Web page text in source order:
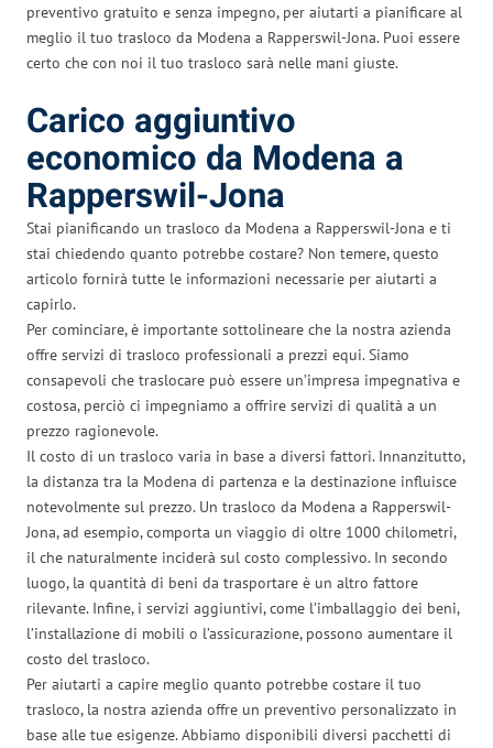
preventivo gratuito e senza impegno, per aiutarti a pianificare al
meglio il tuo trasloco da Modena a Rapperswil-Jona. Puoi essere
certo che con noi il tuo trasloco sarà nelle mani giuste.
Carico aggiuntivo
economico da Modena a
Rapperswil-Jona
Stai pianificando un trasloco da Modena a Rapperswil-Jona e ti
stai chiedendo quanto potrebbe costare? Non temere, questo
articolo fornirà tutte le informazioni necessarie per aiutarti a
capirlo.
Per cominciare, è importante sottolineare che la nostra azienda
offre servizi di trasloco professionali a prezzi equi. Siamo
consapevoli che traslocare può essere un’impresa impegnativa e
costosa, perciò ci impegniamo a offrire servizi di qualità a un
prezzo ragionevole.
Il costo di un trasloco varia in base a diversi fattori. Innanzitutto,
la distanza tra la Modena di partenza e la destinazione influisce
notevolmente sul prezzo. Un trasloco da Modena a Rapperswil-
Jona, ad esempio, comporta un viaggio di oltre 1000 chilometri,
il che naturalmente inciderà sul costo complessivo. In secondo
luogo, la quantità di beni da trasportare è un altro fattore
rilevante. Infine, i servizi aggiuntivi, come l’imballaggio dei beni,
l’installazione di mobili o l’assicurazione, possono aumentare il
costo del trasloco.
Per aiutarti a capire meglio quanto potrebbe costare il tuo
trasloco, la nostra azienda offre un preventivo personalizzato in
base alle tue esigenze. Abbiamo disponibili diversi pacchetti di